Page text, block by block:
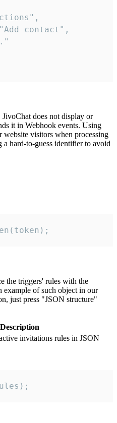
contact",
does not display or
it in Webhook events. Using
visitors when processing
a hard-to-guess identifier to avoid
the triggers' rules with the
example of such object in our
just press "JSON structure"
Description
invitations rules in JSON